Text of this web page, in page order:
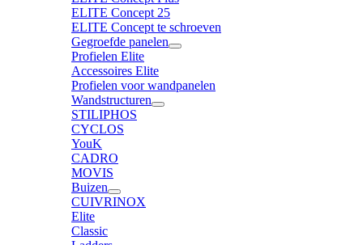
ELITE Concept 25
ELITE Concept te schroeven
Gegroefde panelen
Profielen Elite
Accessoires Elite
Profielen voor wandpanelen
Wandstructuren
STILIPHOS
CYCLOS
YouK
CADRO
MOVIS
Buizen
CUIVRINOX
Elite
Classic